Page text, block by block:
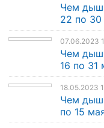
Чем
22 по 30
07.06.2023
Чем
16 по 31
18.05.2023
Чем
по 15